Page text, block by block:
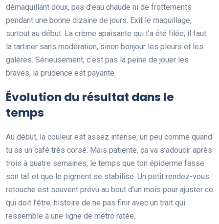
démaquillant doux, pas d’eau chaude ni de frottements
pendant une bonne dizaine de jours. Exit le maquillage,
surtout au début. La crème apaisante qui t’a été filée, il faut
la tartiner sans modération, sinon bonjour les pleurs et les
galères. Sérieusement, c’est pas la peine de jouer les
braves, la prudence est payante.
Évolution du résultat dans le
temps
Au début, la couleur est assez intense, un peu comme quand
tu as un café très corsé. Mais patiente, ça va s’adoucir après
trois à quatre semaines, le temps que ton épiderme fasse
son taf et que le pigment se stabilise. Un petit rendez-vous
retouche est souvent prévu au bout d’un mois pour ajuster ce
qui doit l’être, histoire de ne pas finir avec un trait qui
ressemble à une ligne de métro ratée.